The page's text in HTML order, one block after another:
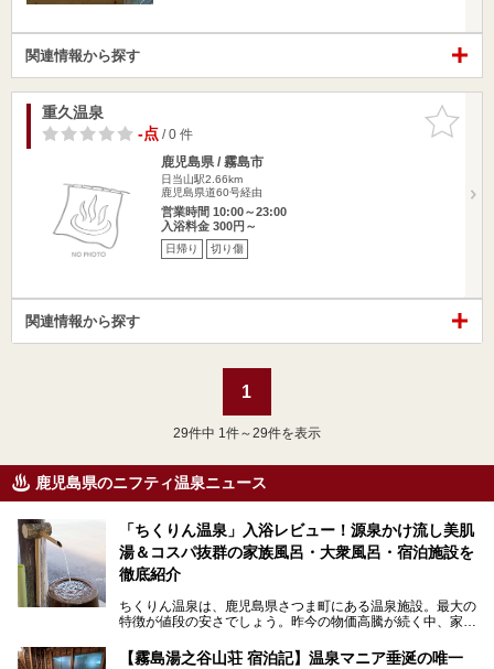
関連情報から探す
お気に入
りに追加
重久温泉
-点/ 0 件
鹿児島県 / 霧島市
日当山駅2.66km
鹿児島県道60号経由
営業時間 10:00～23:00
入浴料金 300円～
日帰り 切り傷
関連情報から探す
1
29件中 1件～29件を表示
鹿児島県のニフティ温泉ニュース
「ちくりん温泉」入浴レビュー！源泉かけ流し美肌
湯＆コスパ抜群の家族風呂・大衆風呂・宿泊施設を
徹底紹介
ちくりん温泉は、鹿児島県さつま町にある温泉施設。最大の
特徴が値段の安さでしょう。昨今の物価高騰が続く中、家族
4,000円～、と驚くべき価格を維持。
【霧島湯之谷山荘 宿泊記】温泉マニア垂涎の唯一